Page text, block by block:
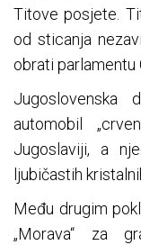
Titove posjete.
od sticanja
obrati parlamentu
Jugoslovenska
automobil
Jugoslaviji, a
ljubičastih
Među drugim
„Morava“ za